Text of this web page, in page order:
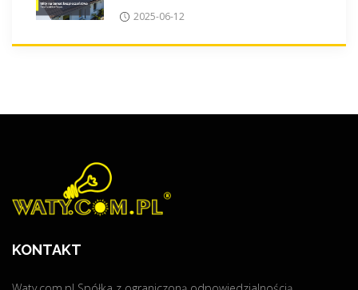
2025-06-12
KONTAKT